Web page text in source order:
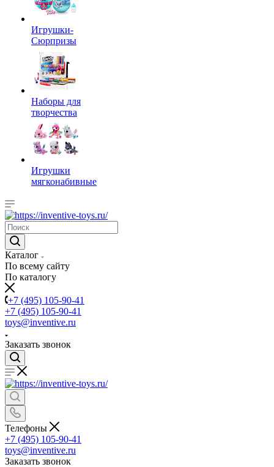
Игрушки-
Сюрпризы
Наборы для
творчества
Игрушки
мягконабивные
Каталог
По всему сайту
По каталогу
+7 (495) 105-90-41
+7 (495) 105-90-41
toys@inventive.ru
Заказать звонок
Телефоны
+7 (495) 105-90-41
toys@inventive.ru
Заказать звонок